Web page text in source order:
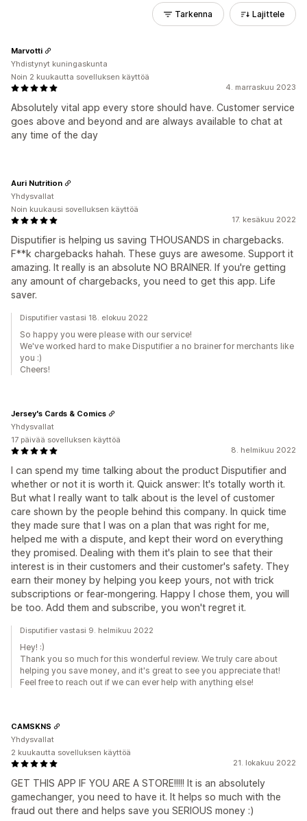
Tarkenna Lajittele
4. marraskuu 2023
Absolutely vital app every store should have. Customer service
goes above and beyond and are always available to chat at
any time of the day
Marvotti
Yhdistynyt kuningaskunta
Noin 2 kuukautta sovelluksen käyttöä
17. kesäkuu 2022
Disputifier is helping us saving THOUSANDS in chargebacks.
F**k chargebacks hahah. These guys are awesome. Support it
amazing. It really is an absolute NO BRAINER. If you're getting
any amount of chargebacks, you need to get this app. Life
saver.
Auri Nutrition
Yhdysvallat
Noin kuukausi sovelluksen käyttöä
Disputifier vastasi 18. elokuu 2022
So happy you were please with our service!
We've worked hard to make Disputifier a no brainer for merchants like
you :)
Cheers!
8. helmikuu 2022
I can spend my time talking about the product Disputifier and
whether or not it is worth it. Quick answer: It's totally worth it.
But what I really want to talk about is the level of customer
care shown by the people behind this company. In quick time
they made sure that I was on a plan that was right for me,
helped me with a dispute, and kept their word on everything
they promised. Dealing with them it's plain to see that their
interest is in their customers and their customer's safety. They
earn their money by helping you keep yours, not with trick
subscriptions or fear-mongering. Happy I chose them, you will
be too. Add them and subscribe, you won't regret it.
Jersey's Cards & Comics
Yhdysvallat
17 päivää sovelluksen käyttöä
Disputifier vastasi 9. helmikuu 2022
Hey! :)
Thank you so much for this wonderful review. We truly care about
helping you save money, and it's great to see you appreciate that!
Feel free to reach out if we can ever help with anything else!
21. lokakuu 2022
GET THIS APP IF YOU ARE A STORE!!!!! It is an absolutely
gamechanger, you need to have it. It helps so much with the
fraud out there and helps save you SERIOUS money :)
CAMSKNS
Yhdysvallat
2 kuukautta sovelluksen käyttöä